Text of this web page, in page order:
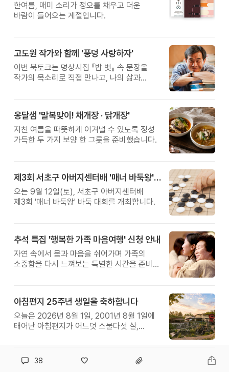
한여름, 매미 소리가 정오를 채우고 더운
바람이 들어오는 계절입니다.
고도원 작가와 함께 '풍덩 사랑하자'
이번 북토크는 명상시집 『밥 벗』 속 문장을
작가의 목소리로 직접 만나고, 나의 삶과
옹달샘 '말복맞이! 채개장 · 닭개장'
지친 여름을 따뜻하게 이겨낼 수 있도록 정성
가득한 두 가지 보양 한 그릇을 준비했습니다.
제3회 서초구 아버지센터배 '매너 바둑왕' 대회
오는 9월 12일(토), 서초구 아버지센터배
제3회 '매너 바둑왕' 바둑 대회를 개최합니다.
추석 특집 '행복한 가족 마음여행' 신청 안내
자연 속에서 몸과 마음을 쉬어가며 가족의
소중함을 다시 느껴보는 특별한 시간을 준비해
아침편지 25주년 생일을 축하합니다
오늘은 2026년 8월 1일, 2001년 8월 1일에
태어난 아침편지가 어느덧 스물다섯 살,
38